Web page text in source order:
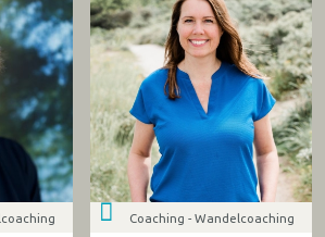
Coaching - Wandelcoaching